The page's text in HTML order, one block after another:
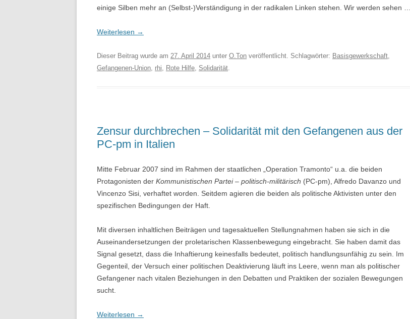
einige Silben mehr an (Selbst-)Verständigung in der radikalen Linken stehen. Wir werden sehen …
Weiterlesen →
Dieser Beitrag wurde am 27. April 2014 unter O.Ton veröffentlicht. Schlagwörter: Basisgewerkschaft,
Gefangenen-Union, rhi, Rote Hilfe, Solidarität.
Zensur durchbrechen – Solidarität mit den Gefangenen aus der
PC-pm in Italien
Mitte Februar 2007 sind im Rahmen der staatlichen „Operation Tramonto“ u.a. die beiden
Protagonisten der Kommunistischen Partei – politisch-militärisch (PC-pm), Alfredo Davanzo und
Vincenzo Sisi, verhaftet worden. Seitdem agieren die beiden als politische Aktivisten unter den
spezifischen Bedingungen der Haft.
Mit diversen inhaltlichen Beiträgen und tagesaktuellen Stellungnahmen haben sie sich in die
Auseinandersetzungen der proletarischen Klassenbewegung eingebracht. Sie haben damit das
Signal gesetzt, dass die Inhaftierung keinesfalls bedeutet, politisch handlungsunfähig zu sein. Im
Gegenteil, der Versuch einer politischen Deaktivierung läuft ins Leere, wenn man als politischer
Gefangener nach vitalen Beziehungen in den Debatten und Praktiken der sozialen Bewegungen
sucht.
Weiterlesen →